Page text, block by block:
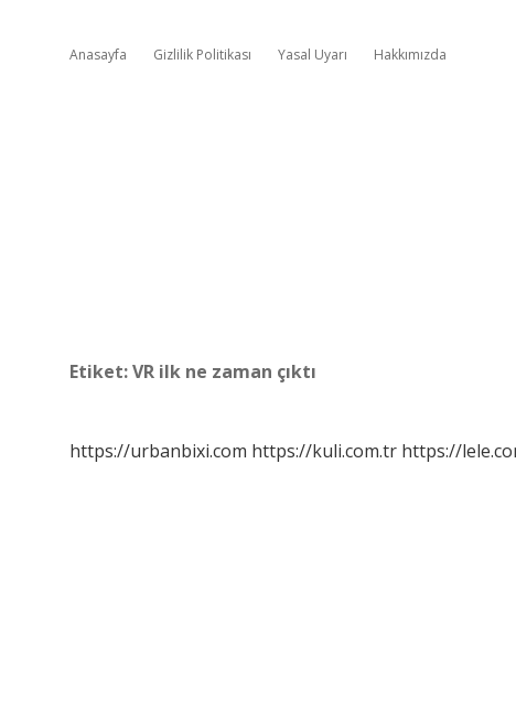
Anasayfa Gizlilik Politikası Yasal Uyarı Hakkımızda
Etiket:VR ilk ne zaman çıktı
https://urbanbixi.com https://kuli.com.tr https://